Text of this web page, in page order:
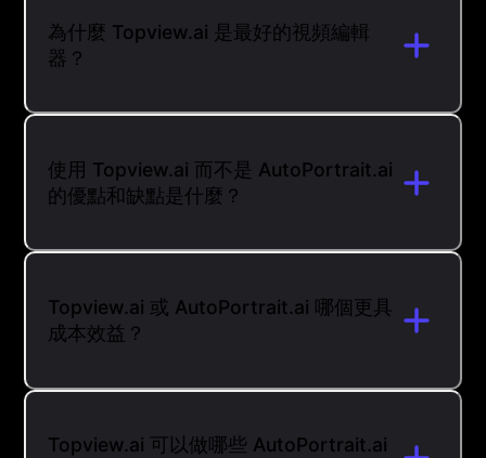
為什麼 Topview.ai 是最好的視頻編輯
器？
使用 Topview.ai 而不是 AutoPortrait.ai
的優點和缺點是什麼？
Topview.ai 或 AutoPortrait.ai 哪個更具
成本效益？
Topview.ai 可以做哪些 AutoPortrait.ai